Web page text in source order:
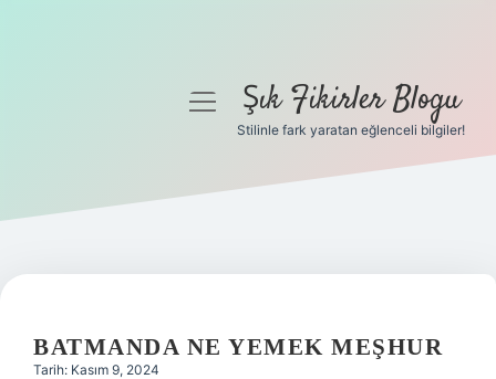
Gizlilik Politikası
Yasal Uyarı
menüyüŞık Fikirler Blogu
Stilinle fark yaratan eğlenceli bilgiler!
BATMANDA NE YEMEK MEŞHUR
Tarih: Kasım 9, 2024